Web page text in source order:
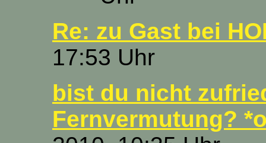
Re: zu Gast bei
17:53 Uhr
bist du nicht
Fernvermutung?